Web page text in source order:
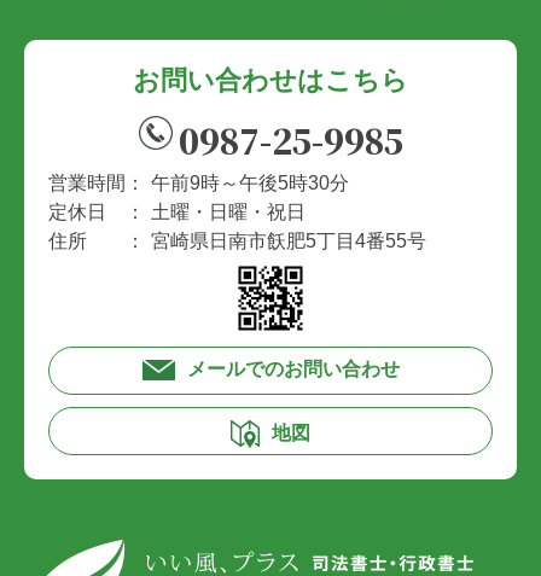
お問い合わせはこちら
0987-25-9985
営業時間：
午前9時～午後5時30分
定休日 ：
土曜・日曜・祝日
住所 ：
宮崎県日南市飫肥5丁目4番55号
メールでのお問い合わせ
地図